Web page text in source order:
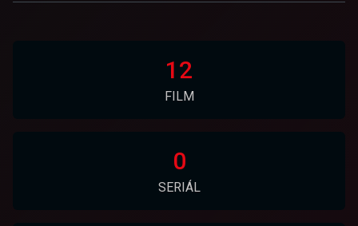
12
FILM
0
SERIÁL